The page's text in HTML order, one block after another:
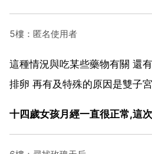
5樓：匿名使用者
這種情況與吃某些藥物有關 還
排卵 再有及特殊的原因是雙子宮
十四歲女孩月經一直很正常,這